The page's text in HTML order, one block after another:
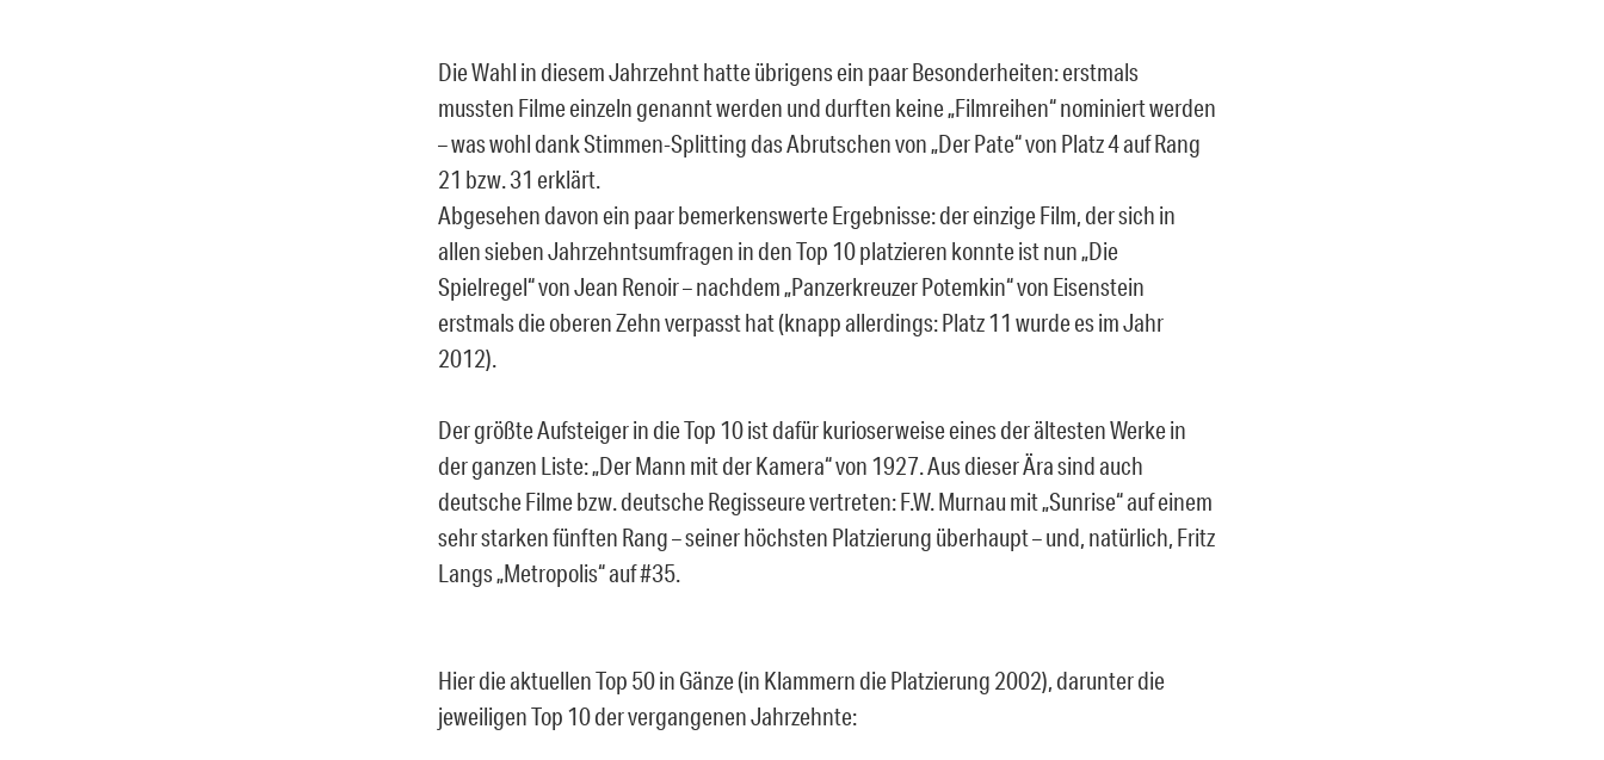
Die Wahl in diesem Jahrzehnt hatte übrigens ein paar Besonderheiten: erstmals
mussten Filme einzeln genannt werden und durften keine „Filmreihen“ nominiert werden
– was wohl dank Stimmen-Splitting das Abrutschen von „Der Pate“ von Platz 4 auf Rang
21 bzw. 31 erklärt.
Abgesehen davon ein paar bemerkenswerte Ergebnisse: der einzige Film, der sich in
allen sieben Jahrzehntsumfragen in den Top 10 platzieren konnte ist nun „Die
Spielregel“ von Jean Renoir – nachdem „Panzerkreuzer Potemkin“ von Eisenstein
erstmals die oberen Zehn verpasst hat (knapp allerdings: Platz 11 wurde es im Jahr
2012).
Der größte Aufsteiger in die Top 10 ist dafür kurioserweise eines der ältesten Werke in
der ganzen Liste: „Der Mann mit der Kamera“ von 1927. Aus dieser Ära sind auch
deutsche Filme bzw. deutsche Regisseure vertreten: F.W. Murnau mit „Sunrise“ auf einem
sehr starken fünften Rang – seiner höchsten Platzierung überhaupt – und, natürlich, Fritz
Langs „Metropolis“ auf #35.
Hier die aktuellen Top 50 in Gänze (in Klammern die Platzierung 2002), darunter die
jeweiligen Top 10 der vergangenen Jahrzehnte: